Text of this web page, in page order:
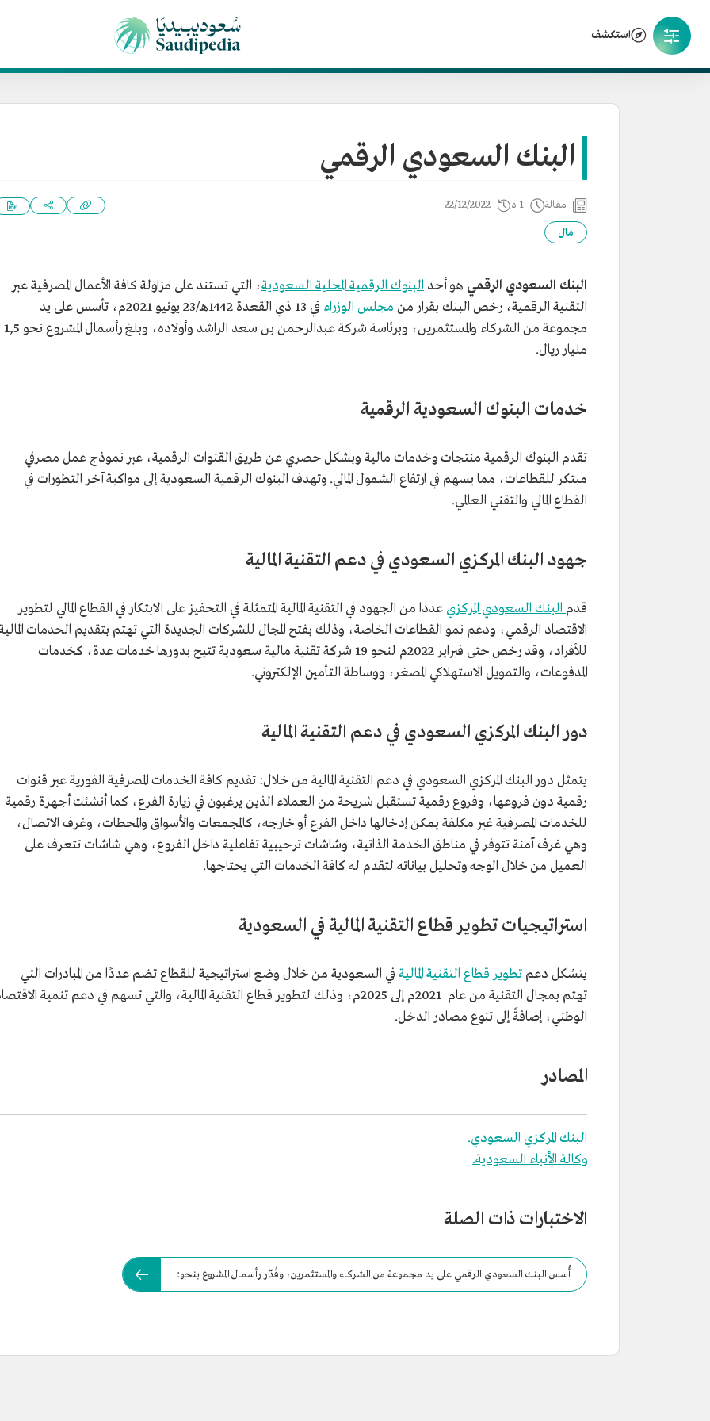
استكشف
البنك السعودي الرقمي
مقالة 1 د 22/12/2022
مال
البنك السعودي الرقمي هو أحد البنوك الرقمية المحلية السعودية، التي تستند على مزاولة كافة الأعمال المصرفية عبر
التقنية الرقمية، رخص البنك بقرار من مجلس الوزراء
في 13 ذي القعدة 1442هـ/23 يونيو 2021م، تأسس على يد
مجموعة من الشركاء والمستثمرين، وبرئاسة شركة عبدالرحمن بن سعد الراشد وأولاده، وبلغ رأسمال المشروع نحو 1,5
مليار ريال.
خدمات البنوك السعودية الرقمية
تقدم البنوك الرقمية منتجات وخدمات مالية وبشكل حصري عن طريق القنوات الرقمية، عبر نموذج عمل مصرفي
مبتكر للقطاعات، مما يسهم في ارتفاع الشمول المالي. وتهدف البنوك الرقمية السعودية إلى مواكبة آخر التطورات في
القطاع المالي والتقني العالمي.
جهود البنك المركزي السعودي في دعم التقنية المالية
قدم البنك السعودي المركزي عددا من الجهود في التقنية المالية المتمثلة في التحفيز على الابتكار في القطاع المالي لتطوير
الاقتصاد الرقمي، ودعم نمو القطاعات الخاصة، وذلك بفتح المجال للشركات الجديدة التي تهتم بتقديم الخدمات
للأفراد، وقد رخص حتى فبراير 2022م لنحو 19 شركة تقنية مالية سعودية تتيح بدورها خدمات عدة، كخدمات
المدفوعات، والتمويل الاستهلاكي المصغر، ووساطة التأمين الإلكتروني.
دور البنك المركزي السعودي في دعم التقنية المالية
يتمثل دور البنك المركزي السعودي في دعم التقنية المالية من خلال: تقديم كافة الخدمات المصرفية الفورية عبر قنوات
رقمية دون فروعها، وفروع رقمية تستقبل شريحة من العملاء الذين يرغبون في زيارة الفرع، كما أنشئت أجهزة رقمية
للخدمات المصرفية غير مكلفة يمكن إدخالها داخل الفرع أو خارجه، كالمجمعات والأسواق والمحطات، وغرف الاتصال،
وهي غرف آمنة تتوفر في مناطق الخدمة الذاتية، وشاشات ترحيبية تفاعلية داخل الفروع، وهي شاشات تتعرف على
العميل من خلال الوجه وتحليل بياناته لتقدم له كافة الخدمات التي يحتاجها.
استراتيجيات تطوير قطاع التقنية المالية في السعودية
يتشكل دعم تطوير قطاع التقنية المالية في السعودية من خلال وضع استراتيجية للقطاع تضم عددًا من المبادرات التي
تهتم بمجال التقنية من عام 2021م إلى 2025م، وذلك لتطوير قطاع التقنية المالية، والتي تسهم في دعم تنمية
الوطني، إضافةً إلى تنوع مصادر الدخل.
المصادر
البنك المركزي السعودي.
وكالة الأنباء السعودية.
الاختبارات ذات الصلة
أُسس البنك السعودي الرقمي على يد مجموعة من الشركاء والمستثمرين، وقُدّر رأسمال المشروع بنحو: